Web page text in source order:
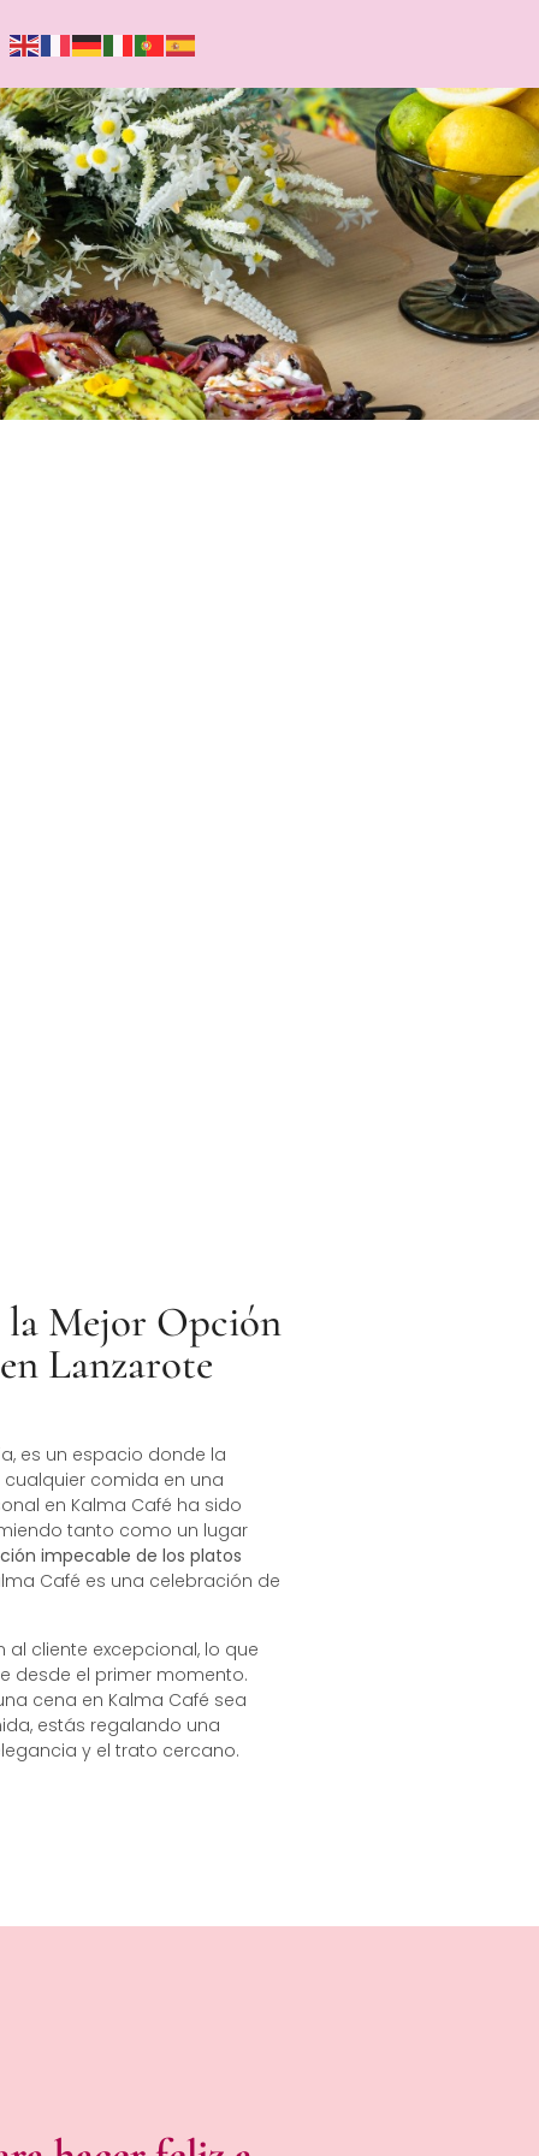
la Mejor Opción
Lanzarote
es un espacio donde la
comida en una
en Kalma Café ha sido
tanto como un lugar
impecable de los platos
Café es una celebración de
al cliente excepcional, lo que
desde el primer momento.
cena en Kalma Café sea
estás regalando una
y el trato cercano.